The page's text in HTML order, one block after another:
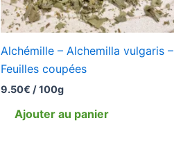
Alchémille – Alchemilla vulgaris –
Feuilles coupées
9.50€ / 100g
Ajouter au panier